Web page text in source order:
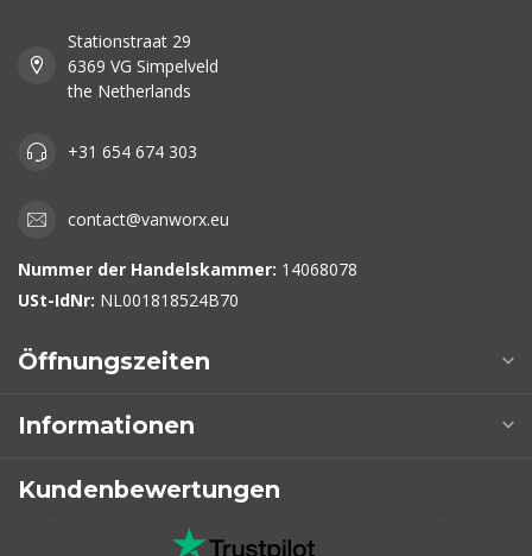
Stationstraat 29
6369 VG Simpelveld
the Netherlands
+31 654 674 303
contact@vanworx.eu
Nummer der Handelskammer: 14068078
USt-IdNr: NL001818524B70
Öffnungszeiten
Informationen
Kundenbewertungen